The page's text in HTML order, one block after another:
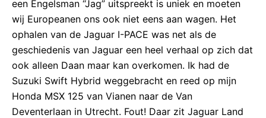
een Engelsman “Jag” uitspreekt is uniek en moeten
wij Europeanen ons ook niet eens aan wagen. Het
ophalen van de Jaguar I-PACE was net als de
geschiedenis van Jaguar een heel verhaal op zich dat
ook alleen Daan maar kan overkomen. Ik had de
Suzuki Swift Hybrid weggebracht en reed op mijn
Honda MSX 125 van Vianen naar de Van
Deventerlaan in Utrecht. Fout! Daar zit Jaguar Land